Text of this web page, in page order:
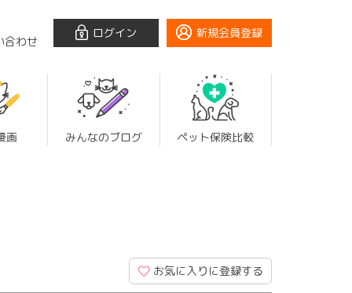
合わせ
ログイン 新規会員登録
画 みんなのブログ ペット保険比較
お気に入りに登録する